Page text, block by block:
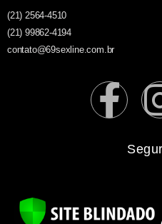
(21) 2564-4510
(21) 99862-4194
contato@69sexline.com.br